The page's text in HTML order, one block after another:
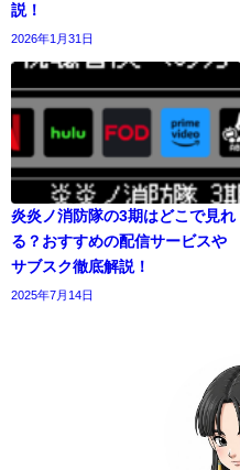
説！
2026年1月31日
炎炎ノ消防隊の3期はどこで見れ
る？おすすめの配信サービスや
サブスク徹底解説！
2025年7月14日